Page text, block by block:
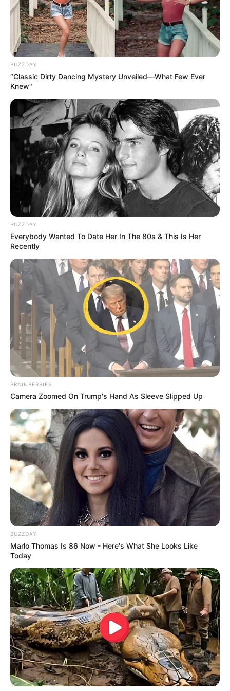
Bayerische Armeemuseum, in dem das Kriegswesens der
vergangenen Jahrhunderte anhand vieler
Ausstellungsstücke vorgestellt wird.
Königshaus Schachen
Alpen , das dem Besucher sehenswerte
liegenden Alpengarten, blühende Kostbarkeiten der Natur
zeigt.
Schloss Neuburg an der Donau
Die imposante Anlage im Stil von
Renaissance und Barock ist mit seinen
kostbaren architektonischen Ausstattungen
sowie mehreren Museen und Ausstellungen Mittelpunkt
der Stadt Neuburg an der Donau.
Schloss Hohenschwangau
Schloss, welches in Sichtweite des
weltweit als Märchenschloss berühmten
Schlosses Neuschwanstein steht und zu unrecht ein
Schattendasein führt. Das mit prunkvollen Gemächern
ausgestattete Schloss Hohenschwangau wurde für den
Kronprinzen und späteren bayerischen König Maximilian
II. erbaut. Dessen Sohn, der als Märchen- und
Schlösserkönig berühmt gewordene Ludwig II., verbrachte
hier seine Kindheit und Jugend.
Die Rokokoanlage mit dem
ungewöhnlichen Grundriss wurde
oberhalb von
Beilngriesals Jagdschloss
für den Fürstbischof von
Eichstätt erbaut.
Königliches Schloss Berchtesgaden
Aus dem Augustiner Chorherrenstift von
Berchtesgaden
entstand nach 1810 eine
Sommerresidenz für die Bayerischen
Könige, die auch heute noch von den Nachfahren des
Adelsgeschlechts bewohnt wird.
Ein im Stil des Barock umgestaltetes
ehemaliges Renaissanceschloss mit
romantischem Schlossgarten, der eine
schöne Aussicht ins Umland bietet.
Puzzle
Weitere sehenswerte Schlösser in Oberbayern:
BUZZDAY
“Classic Dirty Dancing Mystery Unveiled—What Few Ever
Knew"
BUZZDAY
Everybody Wanted To Date Her In The 80s & This Is Her
Recently
BRAINBERRIES
Camera Zoomed On Trump's Hand As Sleeve Slipped Up
BUZZDAY
Marlo Thomas Is 86 Now - Here's What She Looks Like
Today